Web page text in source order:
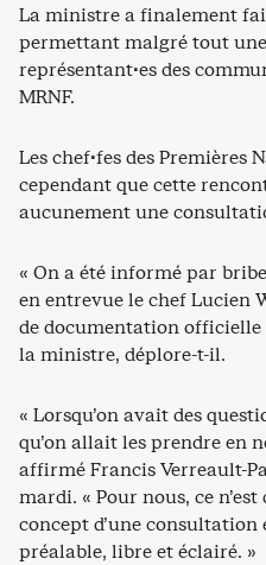
La ministre a finalement
permettant malgré tout
représentant·es des
MRNF.
Les chef·fes des Premières
cependant que cette
aucunement une
« On a été informé par
en entrevue le chef Lucien
de documentation
la ministre, déplore-t-il.
« Lorsqu’on avait des
qu’on allait les prendre en
affirmé Francis Verreault-
mardi. « Pour nous, ce
concept d’une consultation
préalable, libre et éclairé. »